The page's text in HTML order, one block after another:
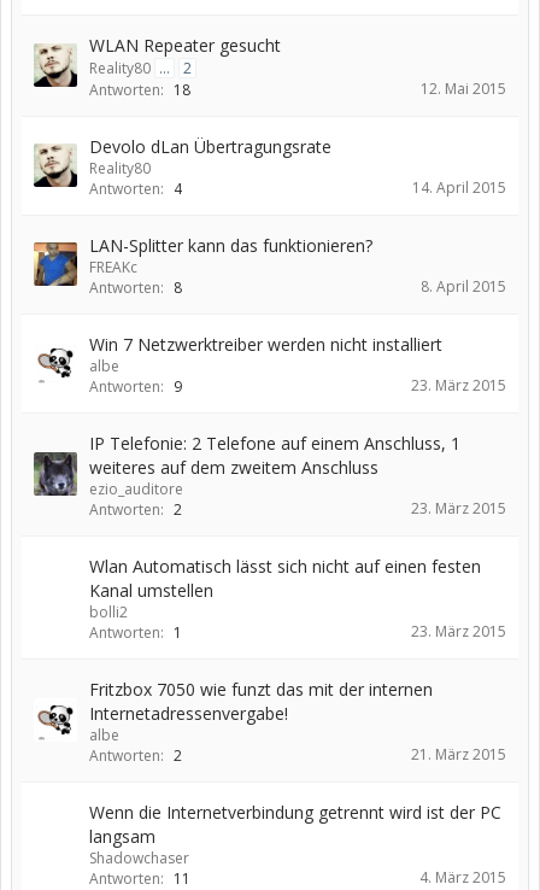
WLAN Repeater gesucht
Reality80 ...
2
Antworten: 18 12. Mai 2015
Devolo dLan Übertragungsrate
Reality80
Antworten: 4 14. April 2015
LAN-Splitter kann das funktionieren?
FREAKc
Antworten: 8 8. April 2015
Win 7 Netzwerktreiber werden nicht installiert
albe
Antworten: 9 23. März 2015
IP Telefonie: 2 Telefone auf einem Anschluss, 1
weiteres auf dem zweitem Anschluss
ezio_auditore
Antworten: 2 23. März 2015
Wlan Automatisch lässt sich nicht auf einen festen
Kanal umstellen
bolli2
Antworten: 1 23. März 2015
Fritzbox 7050 wie funzt das mit der internen
Internetadressenvergabe!
albe
Antworten: 2 21. März 2015
Wenn die Internetverbindung getrennt wird ist der PC
langsam
Shadowchaser
Antworten: 11 4. März 2015